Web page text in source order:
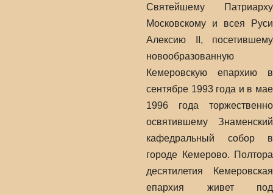
Святейшему Патриарху
Московскому и всея Руси
Алексию II, посетившему
новообразованную
Кемеровскую епархию в
сентябре 1993 года и в мае
1996 года торжественно
освятившему Знаменский
кафедральный собор в
городе Кемерово. Полтора
десятилетия Кемеровская
епархия живет под